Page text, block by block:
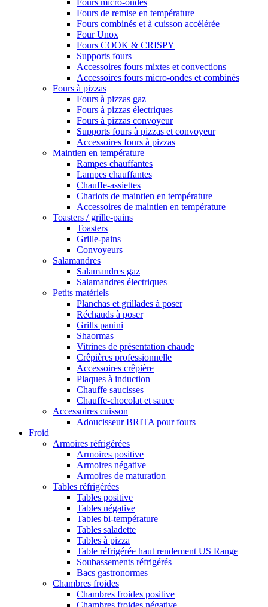
Fours micro-ondes
Fours de remise en température
Fours combinés et à cuisson accélérée
Four Unox
Fours COOK & CRISPY
Supports fours
Accessoires fours mixtes et convections
Accessoires fours micro-ondes et combinés
Fours à pizzas
Fours à pizzas gaz
Fours à pizzas électriques
Fours à pizzas convoyeur
Supports fours à pizzas et convoyeur
Accessoires fours à pizzas
Maintien en température
Rampes chauffantes
Lampes chauffantes
Chauffe-assiettes
Chariots de maintien en température
Accessoires de maintien en température
Toasters / grille-pains
Toasters
Grille-pains
Convoyeurs
Salamandres
Salamandres gaz
Salamandres électriques
Petits matériels
Planchas et grillades à poser
Réchauds à poser
Grills panini
Shaormas
Vitrines de présentation chaude
Crêpières professionnelle
Accessoires crêpière
Plaques à induction
Chauffe saucisses
Chauffe-chocolat et sauce
Accessoires cuisson
Adoucisseur BRITA pour fours
Froid
Armoires réfrigérées
Armoires positive
Armoires négative
Armoires de maturation
Tables réfrigérées
Tables positive
Tables négative
Tables bi-température
Tables saladette
Tables à pizza
Table réfrigérée haut rendement US Range
Soubassements réfrigérés
Bacs gastronormes
Chambres froides
Chambres froides positive
Chambres froides négative